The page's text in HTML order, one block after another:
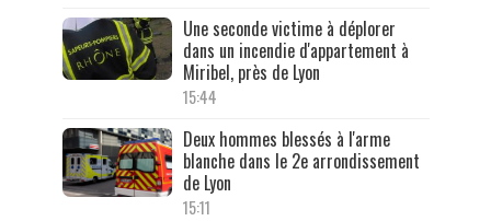
Une seconde victime à déplorer
dans un incendie d'appartement à
Miribel, près de Lyon
15:44
Deux hommes blessés à l'arme
blanche dans le 2e arrondissement
de Lyon
15:11